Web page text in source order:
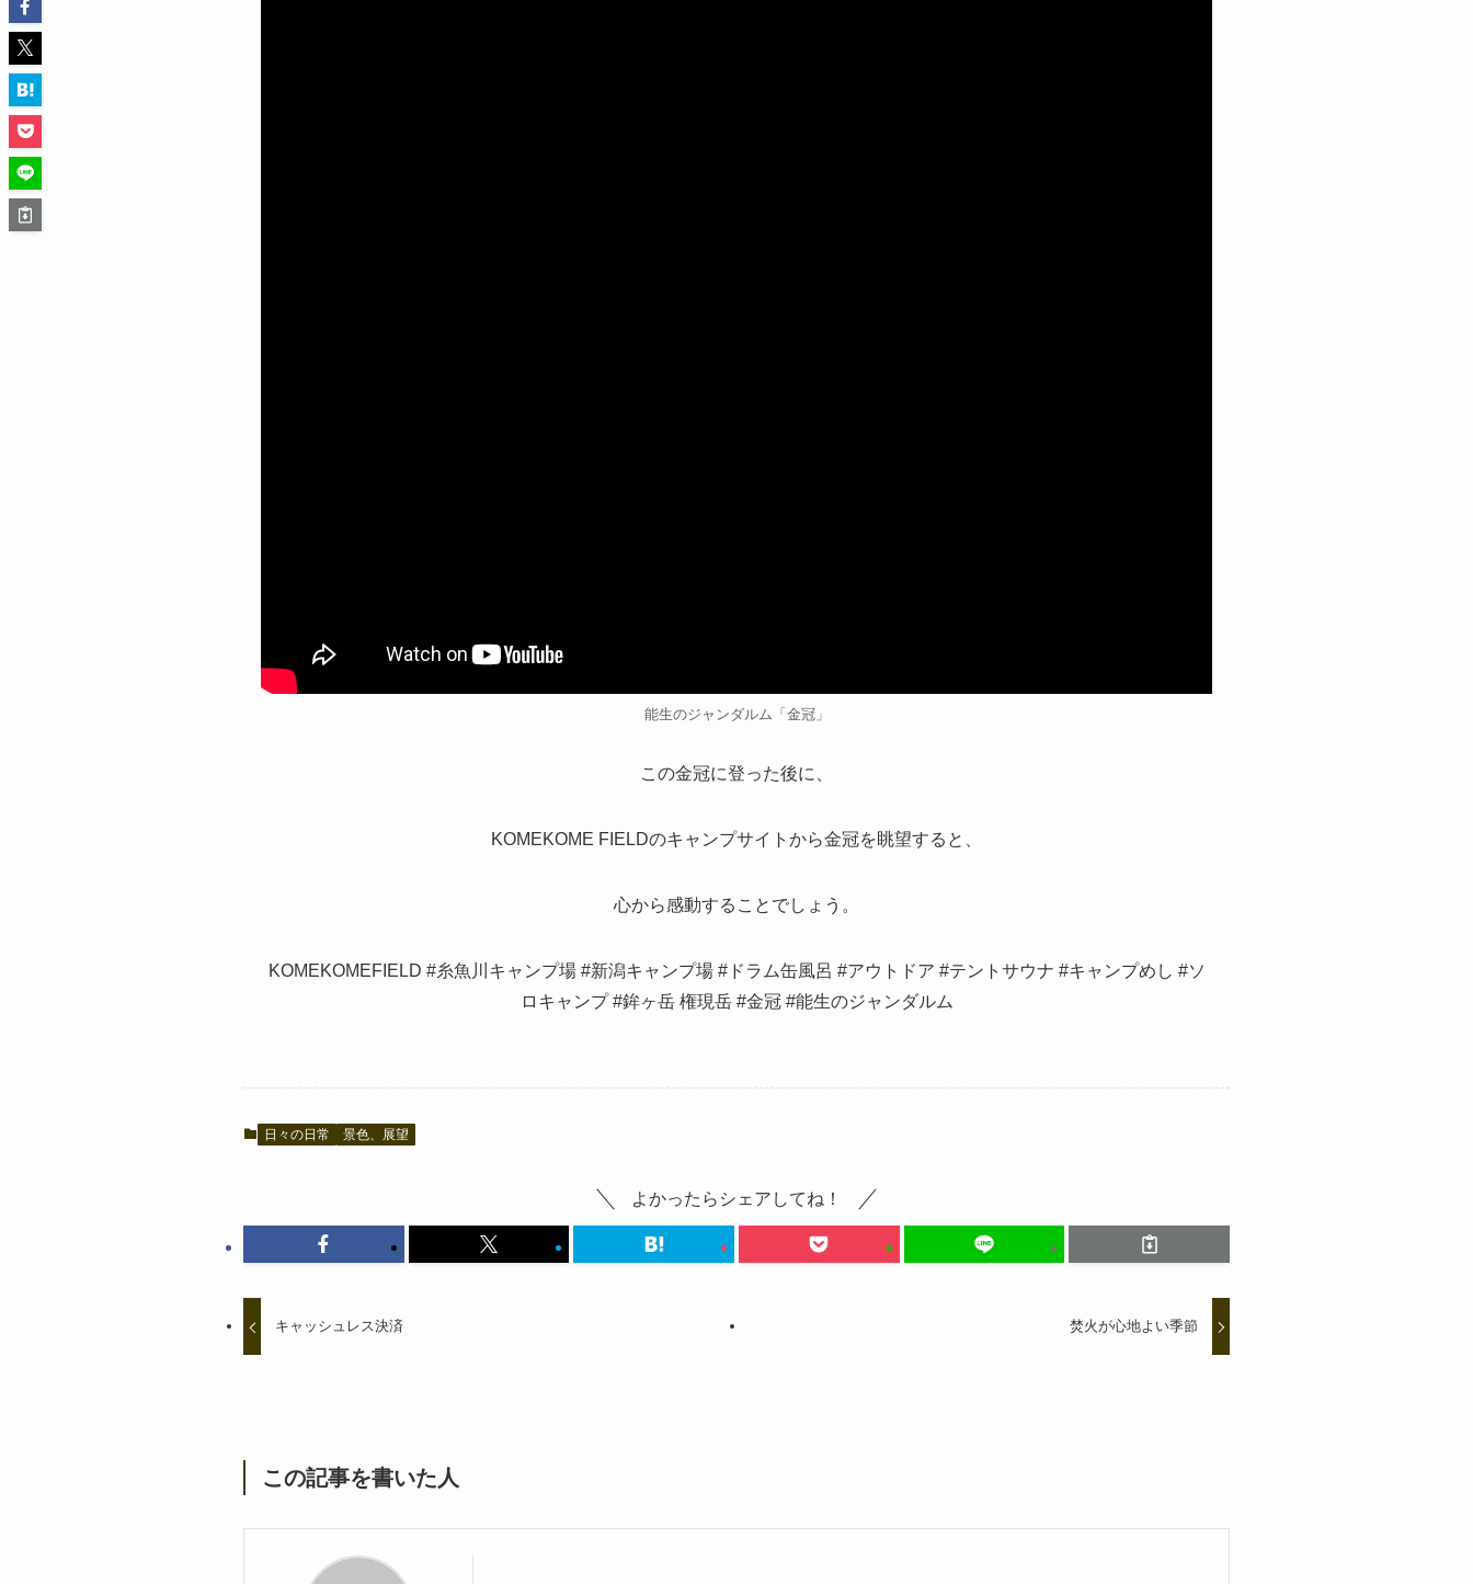
能生のジャンダルム「金冠」
この金冠に登った後に、
KOMEKOME FIELDのキャンプサイトから金冠を眺望すると、
心から感動することでしょう。
KOMEKOMEFIELD #糸魚川キャンプ場 #新潟キャンプ場 #ドラム缶風呂 #アウトドア #テントサウナ #キャンプめし #ソ
ロキャンプ #鉾ヶ岳 権現岳 #金冠 #能生のジャンダルム
日々の日常 景色、展望
よかったらシェアしてね！
キャッシュレス決済 焚火が心地よい季節
この記事を書いた人